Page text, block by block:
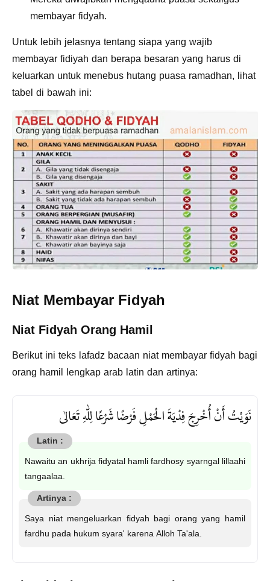
membayar fidyah.
Untuk lebih jelasnya tentang siapa yang wajib
membayar fidiyah dan berapa besaran yang harus di
keluarkan untuk menebus hutang puasa ramadhan, lihat
tabel di bawah ini:
Niat Membayar Fidyah
Niat Fidyah Orang Hamil
Berikut ini teks lafadz bacaan niat membayar fidyah bagi
orang hamil lengkap arab latin dan artinya:
نَوَيْتُ أَنْ أُخْرِجَ فِدْيَةَ الْحَمْلِ فَرْضًا شَرْعًا لِلّٰهِ تَعَالٰى
Nawaitu an ukhrija fidyatal hamli fardhosy syarngal lillaahi
tangaalaa.
Saya niat mengeluarkan fidyah bagi orang yang hamil
fardhu pada hukum syara' karena Alloh Ta'ala.